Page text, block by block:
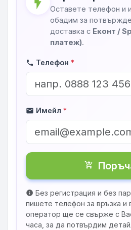
Оставете телефон и
обадим за
доставка с Еконт /
платеж).
phone Телефон *
mail Имейл *
shopping_cart_checkout
info Без регистрация и без
пишете телефон за връзка и
оператор ще се свърже с
часа, за да потвърдим